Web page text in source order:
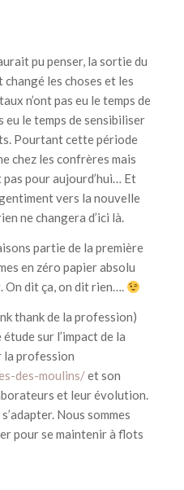
pu penser, la sortie du
changé les choses et les
n’ont pas eu le temps de
eu le temps de sensibiliser
Pourtant cette période
chez les confrères mais
pas pour aujourd’hui… Et
vers la nouvelle
ne changera d’ici là.
partie de la première
en zéro papier absolu
On dit ça, on dit rien….
thank de la profession)
sur l’impact de la
profession
des-moulins/et son
et leur évolution.
Nous sommes
pour se maintenir à flots